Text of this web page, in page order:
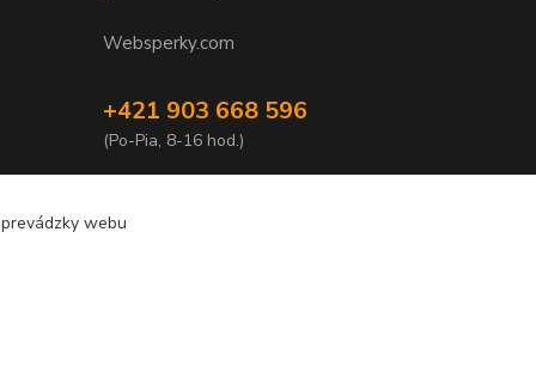
Websperky.com
+421 903 668 596
(Po-Pia, 8-16 hod.)
webu